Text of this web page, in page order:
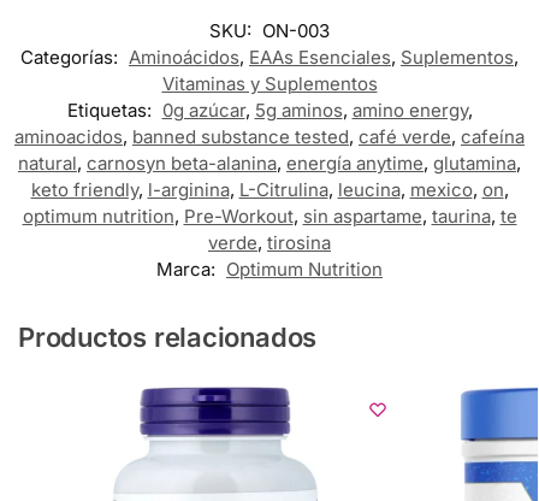
SKU: ON-003
Categorías: Aminoácidos, EAAs Esenciales, Suplementos,
Vitaminas y Suplementos
Etiquetas: 0g azúcar, 5g aminos, amino energy,
aminoacidos, banned substance tested, café verde, cafeína
natural, carnosyn beta-alanina, energía anytime, glutamina,
keto friendly, l-arginina, L-Citrulina, leucina, mexico, on,
optimum nutrition, Pre-Workout, sin aspartame, taurina, te
verde, tirosina
Marca: Optimum Nutrition
Productos relacionados